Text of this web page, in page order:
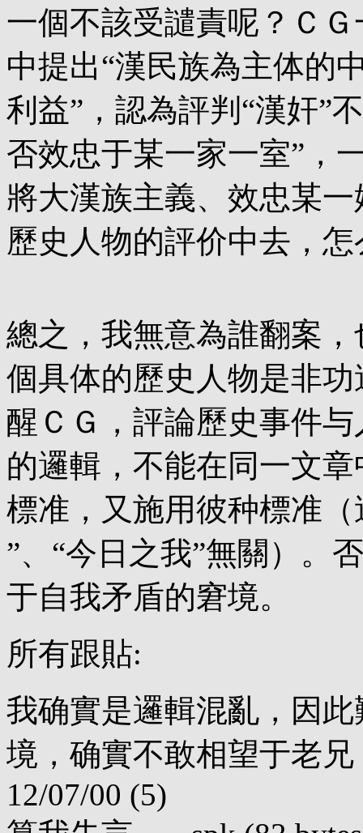
一個不該受譴責呢？ＣＧ
中提出“漢民族為主体的
利益”，認為評判“漢奸”
否效忠于某一家一室”，
將大漢族主義、效忠某
歷史人物的評价中去，
總之，我無意為誰翻案
個具体的歷史人物是非
醒ＣＧ，評論歷史事件
的邏輯，不能在同一文
標准，又施用彼种標准
”、“今日之我”無關）。
于自我矛盾的窘境。
所有跟貼:
我确實是邏輯混亂，因
境，确實不敢相望于老兄
12/07/00 (5)